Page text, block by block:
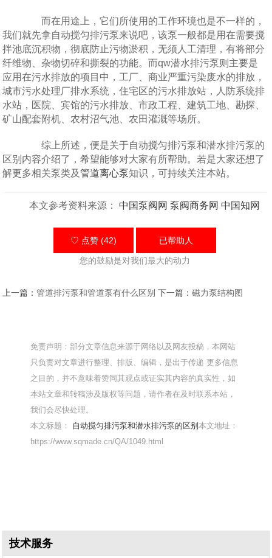
而在用途上，它们所使用的工作环境也是不一样的，
我们就先拿自动搅匀排污泵来说吧，该泵一般都是用在需要搅
拌池底沉积物，彻底防止污物淤积，无须人工清理，有将部分
纤维物、杂物切碎和撕裂的功能。而qw潜水排污泵则主要是
应用在污水排放的项目中，工厂、商业严重污染废水的排放，
城市污水处理厂排水系统，住宅区的污水排放站，人防系统排
水站，医院、宾馆的污水排放、市政工程、建筑工地、勘探、
矿山配套附机、农村沼气池、农田灌溉等场所。
综上所述，便是关于自动搅匀排污泵和潜水排污泵的
区别内容介绍了，希望能够对大家有所帮助。若是大家还想了
解更多相关泵类及管道离心泵知识，可持续关注本站。
本文参考资料来源： 中国泵阀网 泵阀商务网 中国知网
♡ 点赞 (42) 已帮助 人
您的鼓励是对我们最大的动力
上一篇：管道排污泵和管道泵有什么区别 下一篇：磁力泵结构图
免责声明：部分文章信息来源于网络以及网友投稿，本网站
只负责对文章进行整理、排版、编辑，是出于传递 更多信息
之目的，并不意味着赞同其观点或证实其内容的真实性，如
本站文章和转稿涉及版权等问题，请作者在及时联系本站，
我们会尽快处理。
本文标题： 自动搅匀排污泵和潜水排污泵的区别本文地址：
https://www.sqmade.cn/QA/1049.html
技术服务